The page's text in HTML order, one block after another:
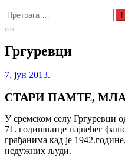
Претрага
за:
Гргуревци
7. јун 2013.
СТАРИ ПАМТЕ,
У сремском селу Гргуревци
71. годишњице највећег
грађанима кад је
недужних људи.